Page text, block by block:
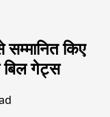
किए
बिल गेट्स